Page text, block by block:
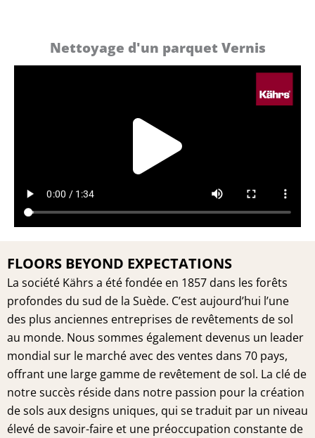
Nettoyage d'un parquet Vernis
Play
FLOORS BEYOND EXPECTATIONS
La société Kährs a été fondée en 1857 dans les forêts
profondes du sud de la Suède. C’est aujourd’hui l’une
des plus anciennes entreprises de revêtements de sol
au monde. Nous sommes également devenus un leader
mondial sur le marché avec des ventes dans 70 pays,
offrant une large gamme de revêtement de sol. La clé de
notre succès réside dans notre passion pour la création
de sols aux designs uniques, qui se traduit par un niveau
élevé de savoir-faire et une préoccupation constante de